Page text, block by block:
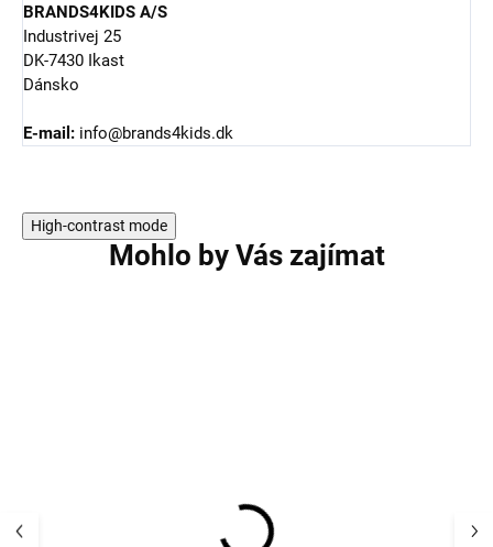
BRANDS4KIDS A/S
Industrivej 25
DK-7430 Ikast
Dánsko
E-mail: info@brands4kids.dk
High-contrast mode
Mohlo by Vás zajímat